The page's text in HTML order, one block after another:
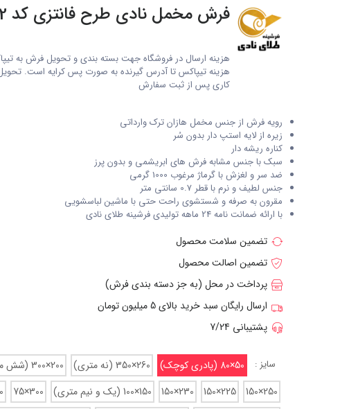
فرش مخمل نادی طرح فانتزی کد M102
M102
هزینه ارسال در فروشگاه جهت بسته بندی و تحویل فرش به
کاری پس از ثبت سفارش
رویه فرش از جنس مخمل هازان ترک وارداتی
زیره از لایه استپ دار بدون سُر
کناره ریشه دار
سبک با جنس مشابه فرش های ابریشمی و بدون پرز
ضد سر و لغزش با گرماژ مرغوب 1000 گرمی
جنس لطیف و نرم با قطر 0.7 سانتی متر
مقرون به صرفه و شستشوی راحت حتی با ماشین لباسشویی
با ارائه ضمانت نامه 24 ماهه تولیدی فرشینه طلای نادی
تضمین سلامت محصول
تضمین اصالت محصول
پرداخت در محل (به جز دسته بندی فرش)
ارسال رایگان سبد خرید بالای 5 میلیون تومان
پشتیبانی 7/24
سایز : 50×80 (پادری کوچک) 260×350 (نه متری)
200×300 (شش متری)
250×150
225×150
230×150 150×100 (یک و نیم متری) 300×75